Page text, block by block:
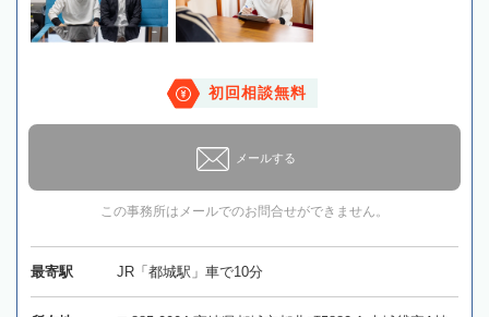
初回相談無料
メールする
この事務所はメールでのお問合せができません。
最寄駅 JR「都城駅」車で10分